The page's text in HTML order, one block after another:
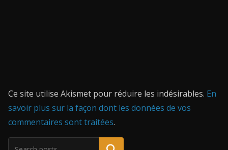
Ce site utilise Akismet pour réduire les indésirables. En
savoir plus sur la façon dont les données de vos
commentaires sont traitées.